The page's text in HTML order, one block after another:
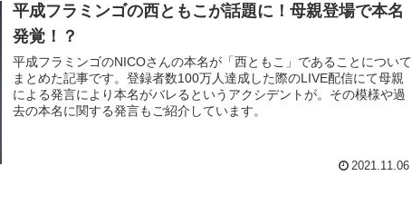
平成フラミンゴの西ともこが話題に！母親登場で本名
発覚！？
平成フラミンゴのNICOさんの本名が「西ともこ」であることについて
まとめた記事です。登録者数100万人達成した際のLIVE配信にて母親
による発言により本名がバレるというアクシデントが。その模様や過
去の本名に関する発言もご紹介しています。
2021.11.06